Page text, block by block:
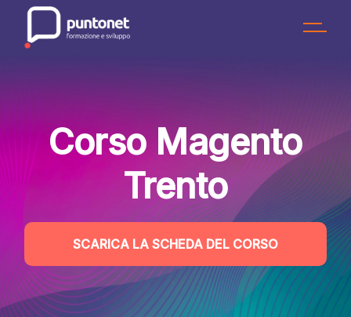
content
Corso Magento
Trento
SCARICA LA SCHEDA DEL CORSO